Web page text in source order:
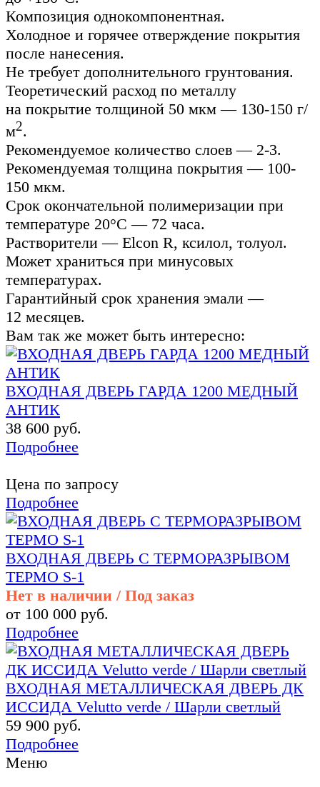
Композиция однокомпонентная.
Холодное и горячее отверждение покрытия
после нанесения.
Не требует дополнительного грунтования.
Теоретический расход по металлу
на покрытие толщиной 50 мкм — 130-150 г/
м2.
Рекомендуемое количество слоев — 2-3.
Рекомендуемая толщина покрытия — 100-
150 мкм.
Срок окончательной полимеризации при
температуре 20°С — 72 часа.
Растворители — Elcon R, ксилол, толуол.
Может храниться при минусовых
температурах.
Гарантийный срок хранения эмали —
12 месяцев.
Вам так же может быть интересно:
ВХОДНАЯ ДВЕРЬ ГАРДА 1200 МЕДНЫЙ
АНТИК
38 600 руб.
Подробнее
Цена по запросу
Подробнее
ВХОДНАЯ ДВЕРЬ С ТЕРМОРАЗРЫВОМ
ТЕРМО S-1
Нет в наличии / Под заказ
от 100 000 руб.
Подробнее
ВХОДНАЯ МЕТАЛЛИЧЕСКАЯ ДВЕРЬ ДК
ИССИДА Velutto verde / Шарли светлый
59 900 руб.
Подробнее
Меню